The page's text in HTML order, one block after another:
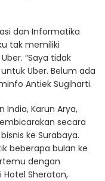
dan Informatika
tak memiliki
“Saya tidak
Uber. Belum ada
Antiek Sugiharti.
India, Karun Arya,
secara
ke Surabaya.
beberapa bulan ke
dengan
Sheraton,